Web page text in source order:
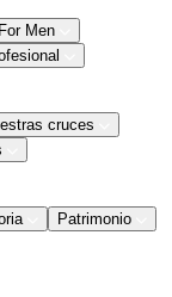
Men
cruces
Patrimonio